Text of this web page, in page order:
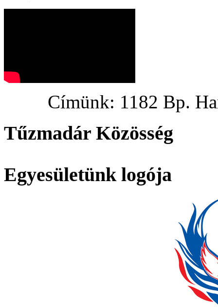
Címünk: 1182 Bp.
Tűzmadár Közösség
Egyesületünk logója